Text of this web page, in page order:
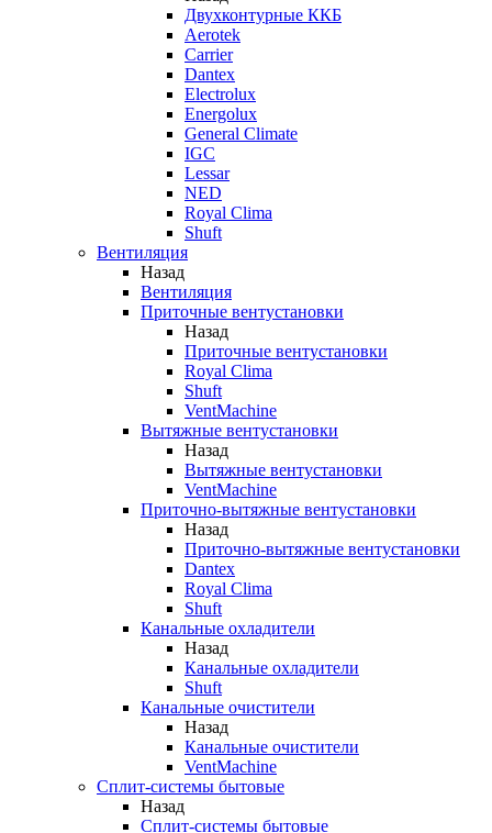
Двухконтурные ККБ
Aerotek
Carrier
Dantex
Electrolux
Energolux
General Climate
IGC
Lessar
NED
Royal Clima
Shuft
Вентиляция
Назад
Вентиляция
Приточные вентустановки
Назад
Приточные вентустановки
Royal Clima
Shuft
VentMachine
Вытяжные вентустановки
Назад
Вытяжные вентустановки
VentMachine
Приточно-вытяжные вентустановки
Назад
Приточно-вытяжные вентустановки
Dantex
Royal Clima
Shuft
Канальные охладители
Назад
Канальные охладители
Shuft
Канальные очистители
Назад
Канальные очистители
VentMachine
Сплит-системы бытовые
Назад
Сплит-системы бытовые